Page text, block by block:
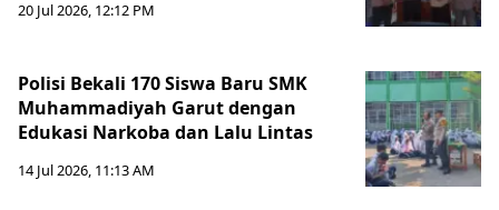
20 Jul 2026, 12:12 PM
Polisi Bekali 170 Siswa Baru SMK
Muhammadiyah Garut dengan
Edukasi Narkoba dan Lalu Lintas
14 Jul 2026, 11:13 AM